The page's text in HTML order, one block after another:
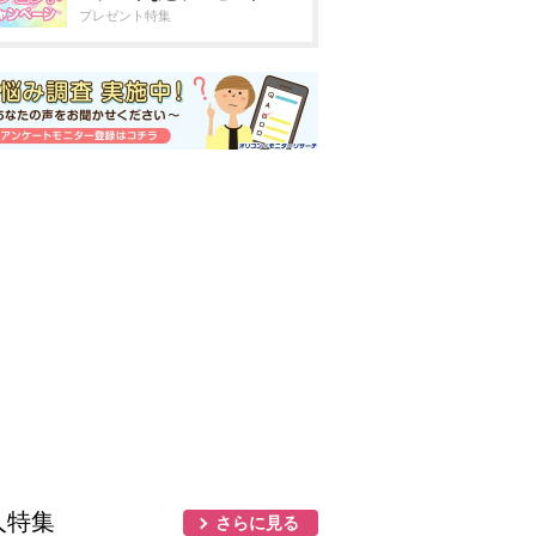
プレゼント特集
特集 さらに見る